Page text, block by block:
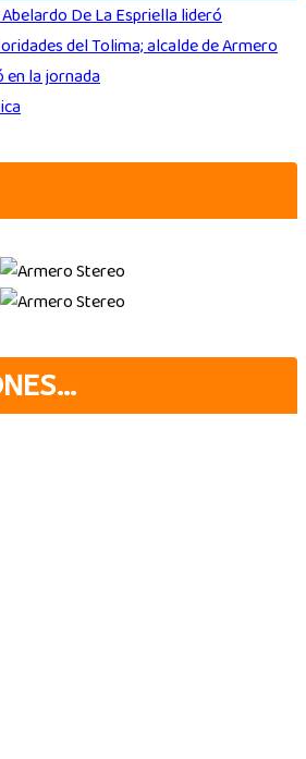
De La Espriella lideró
del Tolima; alcalde de Armero
en la jornada